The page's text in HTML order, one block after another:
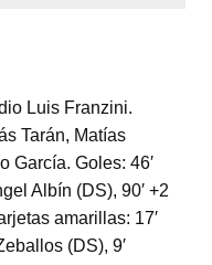
Luis Franzini.
Tarán, Matías
García. Goles: 46′
Albín (DS), 90′ +2
amarillas: 17′
(DS), 9′